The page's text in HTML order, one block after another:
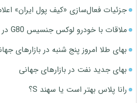
جزئیات فعال‌سازی «کیف پول ایران»
ملاقات با خودرو لوکس جنسیس G80 در ایران
بهای طلا امروز پنج شنبه در بازارهای
بهای جدید نفت در بازارهای جهانی
رانا پلاس بهتر است یا سهند S؟